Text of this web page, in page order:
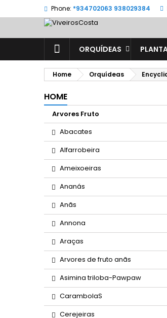
Phone: *934702063 938029384
ORQUÍDEAS
Home Orquídeas
HOME
Arvores Fruto
Abacates
Alfarrobeira
Ameixoeiras
Ananás
Anãs
Annona
Araças
Arvores de fruto anãs
Asimina triloba-Pawpaw
CarambolaS
Cerejeiras